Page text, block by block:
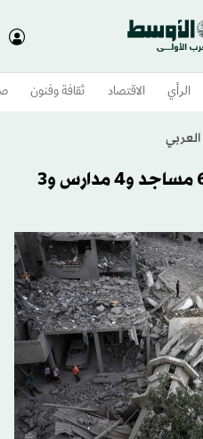
الرأي الاقتصاد ثقافة وفنون
القصف الإسرائيلي يدمر 6 مساجد و4 مدارس و3